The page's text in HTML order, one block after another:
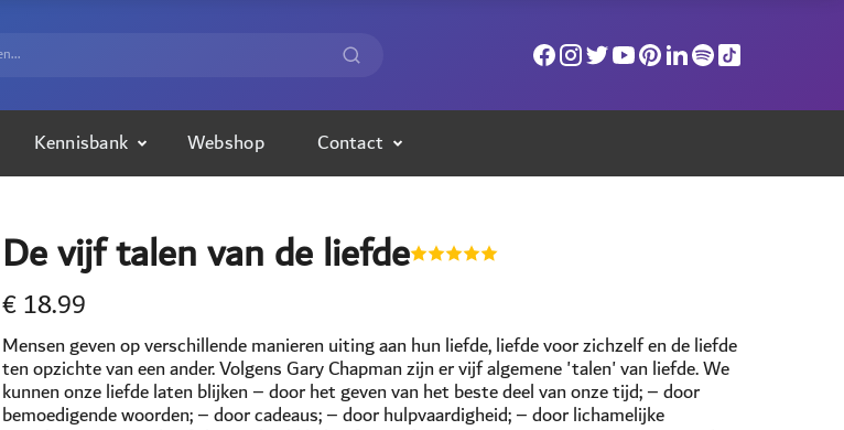
Kennisbank Webshop Contact
De vijf talen van de liefde
€18.99
Mensen geven op verschillende manieren uiting aan hun liefde, liefde voor zichzelf en de liefde
ten opzichte van een ander. Volgens Gary Chapman zijn er vijf algemene 'talen' van liefde. We
kunnen onze liefde laten blijken – door het geven van het beste deel van onze tijd; – door
bemoedigende woorden; – door cadeaus; – door hulpvaardigheid; – door lichamelijke